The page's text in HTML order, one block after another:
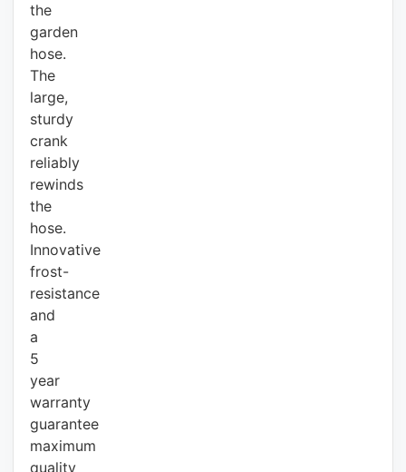
the
garden
hose.
The
large,
sturdy
crank
reliably
rewinds
the
hose.
Innovative
frost-
resistance
and
a
5
year
warranty
guarantee
maximum
quality